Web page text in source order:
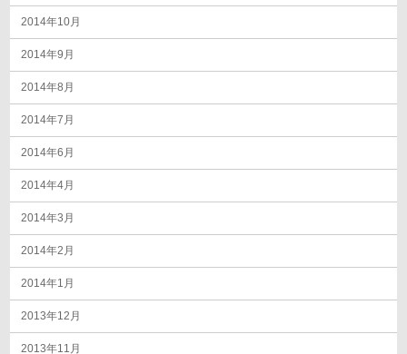
2014年10月
2014年9月
2014年8月
2014年7月
2014年6月
2014年4月
2014年3月
2014年2月
2014年1月
2013年12月
2013年11月